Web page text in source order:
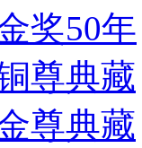
奖50年
尊典藏
尊典藏